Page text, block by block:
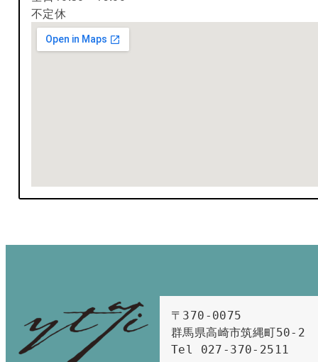
不定休
〒370-0075
群馬県高崎市筑縄町50-2
Tel 027-370-2511